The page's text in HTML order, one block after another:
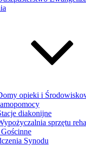
opieki i
diakonijne
sprzętu
Synodu